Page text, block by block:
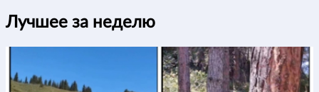
Лучшее за неделю